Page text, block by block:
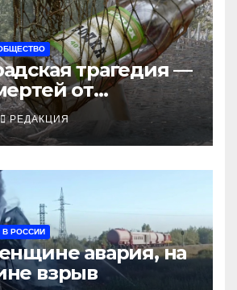
трагедия —
от
РЕДАКЦИЯ
В РОССИИ
авария, на
взрыв